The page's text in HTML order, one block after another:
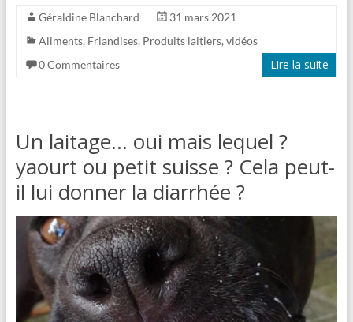
Géraldine Blanchard
31 mars 2021
Aliments, Friandises, Produits laitiers, vidéos
0 Commentaires
Lire la suite
Un laitage… oui mais lequel ?
yaourt ou petit suisse ? Cela peut-
il lui donner la diarrhée ?